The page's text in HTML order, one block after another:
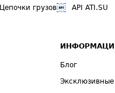
Цепочки грузов API ATI.SU
Блог